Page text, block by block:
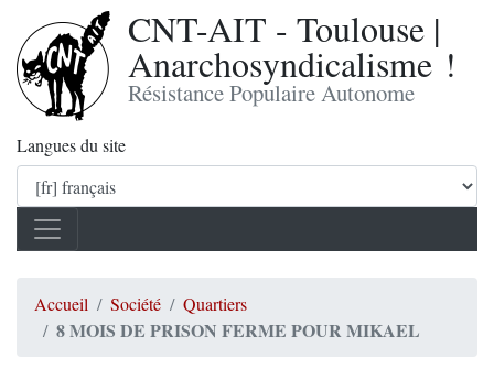
CNT-AIT - Toulouse |
Anarchosyndicalisme !
Résistance Populaire Autonome
Langues du site
Accueil Société Quartiers
8 MOIS DE PRISON FERME POUR MIKAEL